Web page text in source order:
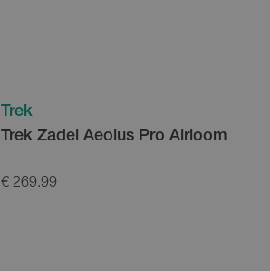
Trek
Trek Zadel Aeolus Pro Airloom
€ 269.99